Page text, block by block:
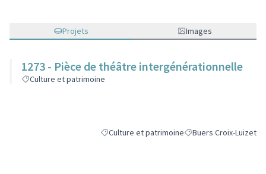
Projets Images
1273 - Pièce de théâtre intergénérationnelle
Culture et patrimoine
Filtrer les résultats de la catégorie : Culture
Culture et patrimoineFiltrer les résultats
Buers Croix-Luizet